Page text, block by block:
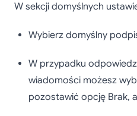
W sekcji domyślnych
Wybierz domyślny
W przypadku
wiadomości możesz
pozostawić opcję Brak,